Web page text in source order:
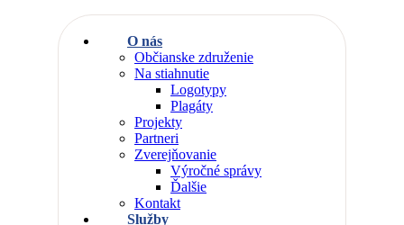
O nás
Občianske združenie
Na stiahnutie
Logotypy
Plagáty
Projekty
Partneri
Zverejňovanie
Výročné správy
Ďalšie
Kontakt
Služby